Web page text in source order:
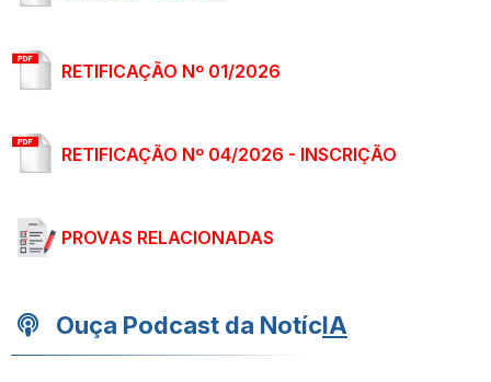
RETIFICAÇÃO Nº 01/2026
RETIFICAÇÃO Nº 04/2026 - INSCRIÇÃO
PROVAS RELACIONADAS
Ouça Podcast da NotícIA